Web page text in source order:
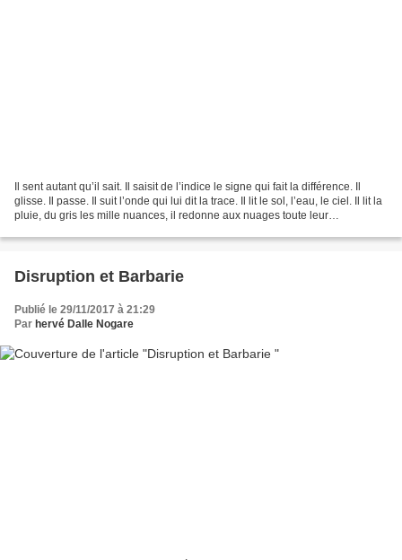
Il sent autant qu’il sait. Il saisit de l’indice le signe qui fait la différence. Il
glisse. Il passe. Il suit l’onde qui lui dit la trace. Il lit le sol, l’eau, le ciel. Il lit la
pluie, du gris les mille nuances, il redonne aux nuages toute leur
Disruption et Barbarie
Publié le 29/11/2017 à 21:29
Par hervé Dalle Nogare